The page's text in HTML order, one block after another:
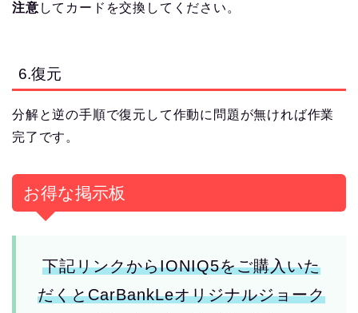
注意 してカードを交換してください。
6.復元
分解と逆の手順で復元して作動に問題が無ければ作業
完了です。
お得な掲示板
下記リンクからIONIQ5をご購入いた
だくとCarBankLeオリジナルジョーク